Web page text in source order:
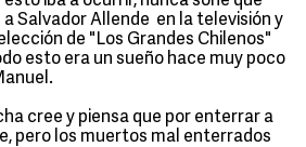
a Salvador Allende en la televisión y
de "Los Grandes Chilenos"
esto era un sueño hace muy poco
cree y piensa que por enterrar a
pero los muertos mal enterrados